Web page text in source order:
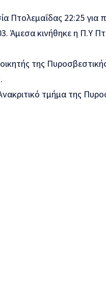
Πτολεμαΐδας 22:25 για
Άμεσα κινήθηκε η Π.Υ
της
τμήμα της